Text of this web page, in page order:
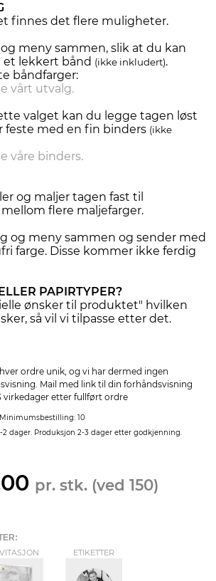
finnes det flere muligheter.
meny sammen, slik at du kan
et lekkert bånd (ikke inkludert).
båndfarger:
vårt utvalg.
valget kan du legge tagen løst
feste med en fin binders (ikke
våre binders.
og maljer tagen fast til
flere maljefarger.
og meny sammen og sender med
farge. Disse kommer ikke ferdig
PAPIRTYPER?
ønsker til produktet" hvilken
så vil vi tilpasse etter det.
ordre unik, og vi har dermed ingen
Mail med link til din forhåndsvisning
virkedager etter fullført ordre
Minimumsbestilling: 10
2 dager. Produksjon 2-3 dager etter godkjenning.
pr. stk. (ved 150)
ETIKETTER